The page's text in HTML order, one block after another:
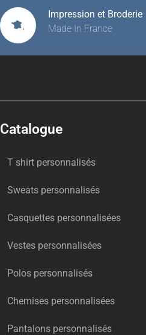
Impression et Broderie
Made In France
Catalogue
T shirt personnalisés
Sweats personnalisés
Casquettes personnalisées
Vestes personnalisées
Polos personnalisés
Chemises personnalisées
Pantalons personnalisés